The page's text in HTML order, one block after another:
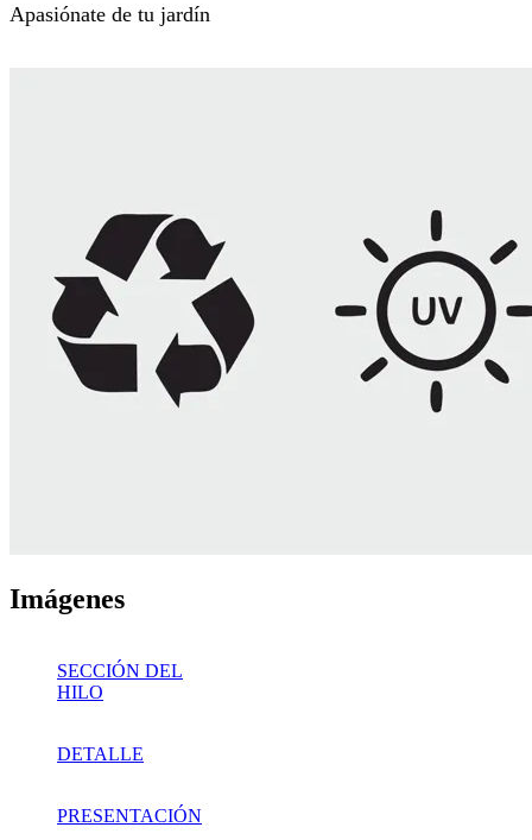
Apasiónate de tu jardín
Imágenes
SECCIÓN DEL
HILO
DETALLE
PRESENTACIÓN